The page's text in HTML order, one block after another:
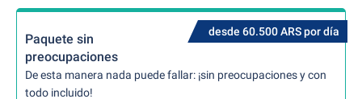
desde 60.500 ARS por día
Paquete sin
preocupaciones
De esta manera nada puede fallar: ¡sin preocupaciones y con
todo incluido!